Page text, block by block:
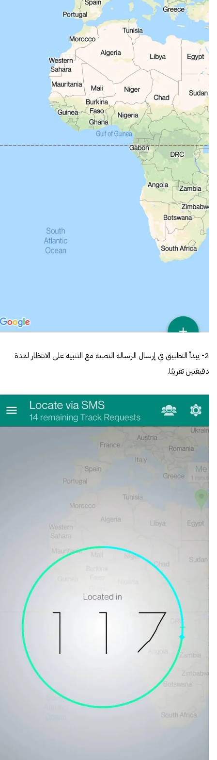
2- يبدأ التطبيق في إرسال الرسالة النصية مع التنبيه على الانتظار لمدة
دقيقتين تقريبًا.